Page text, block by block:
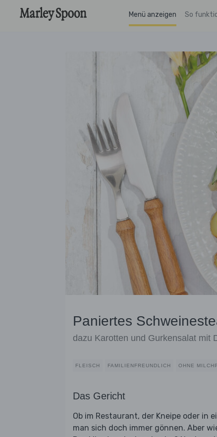
Menü anzeigen So
Paniertes
dazu Karotten und Gurkensalat mit
FLEISCH FAMILIENFREUNDLICH OHNE
Das Gericht
Ob im Restaurant, der Kneipe oder in
man sich doch immer gönnen. Aber